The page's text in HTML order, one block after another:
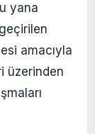
yana
amacıyla
üzerinden